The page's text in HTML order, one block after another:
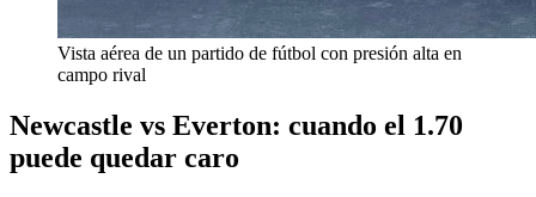
Vista aérea de un partido de fútbol con presión alta en
campo rival
Newcastle vs Everton: cuando el 1.70
puede quedar caro